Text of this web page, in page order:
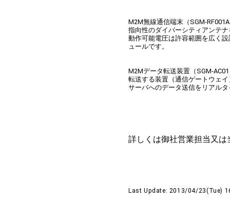
M2M無線通信端末（SGM-
指向性のダイバーシティアンテ
動作可能電圧は許容範囲を広く
ュールです。
M2Mデータ転送装置（SGM-
転送する装置（通信ゲートウェ
サーバへのデータ送信をリアル
詳しくは御社営業担当又は
Last Update: 2013/04/23(Tue)